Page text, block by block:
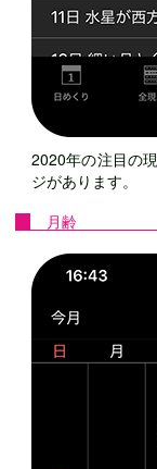
2020年の注目の
ジがあります。
月齢